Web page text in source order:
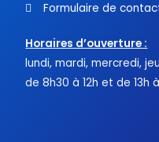
Formulaire de
Horaires d’ouverture :
lundi, mardi, mercredi,
de 8h30 à 12h et de 13h